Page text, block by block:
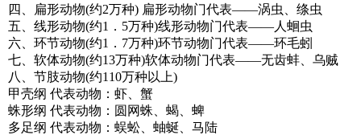
四、扁形动物(约2万种) 扁形动物门代表——涡虫、绦虫
五、线形动物(约1．5万种)线形动物门代表——人蛔虫
六、环节动物(约1．7万种)环节动物门代表——环毛蚓
七、软体动物(约13万种)软体动物门代表——无齿蚌、乌贼
八、节肢动物(约110万种以上)
甲壳纲 代表动物：虾、蟹
蛛形纲 代表动物：圆网蛛、蝎、蜱
多足纲 代表动物：蜈蚣、蚰蜒、马陆